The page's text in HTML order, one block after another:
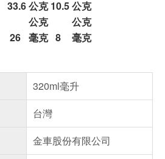
33.6公克 10.5公克
公克
公克
26 毫克 8 毫克
320ml毫升
台灣
金車股份有限公司